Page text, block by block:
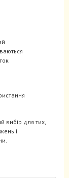
вибір для тих,
і